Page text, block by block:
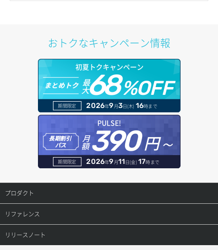
サブネット詳細取得
セキュリティグループ ルール一覧取得
セキュリティグループ ルール作成
セキュリティグループ ルール削除
セキュリティグループ ルール詳細取得
セキュリティグループ一覧取得
ヘルスモニタ一覧取得
ヘルスモニタ作成
ヘルスモニタ削除
ヘルスモニタ更新
ヘルスモニタ詳細取得
メンバー更新
メンバー詳細取得
オブジェクトダウンロード
オブジェクトバージョン管理
オブジェクト一覧取得
オブジェクト削除
オブジェクト削除予約
オブジェクト複製
オブジェクト詳細取得
コンテナ一覧取得
コンテナ作成
ドメイン情報登録
ドメイン詳細取得
レコード一覧取得
レコード作成
レコード更新
レコード詳細取得
おトクなキャンペーン情報
初夏トクキャンペーン
まとめトク 最
大68%OFF
期間限定 2026年9月3日(木) 16時まで
PULSE!
長期割引
パス
月
額390円～
期間限定 2026年9月11日(金) 17時まで
プロダクト
プロダクトトップ
ConoHa VPS(Ver.3.0)
リファレンス
リファレンストップ
リリースノート